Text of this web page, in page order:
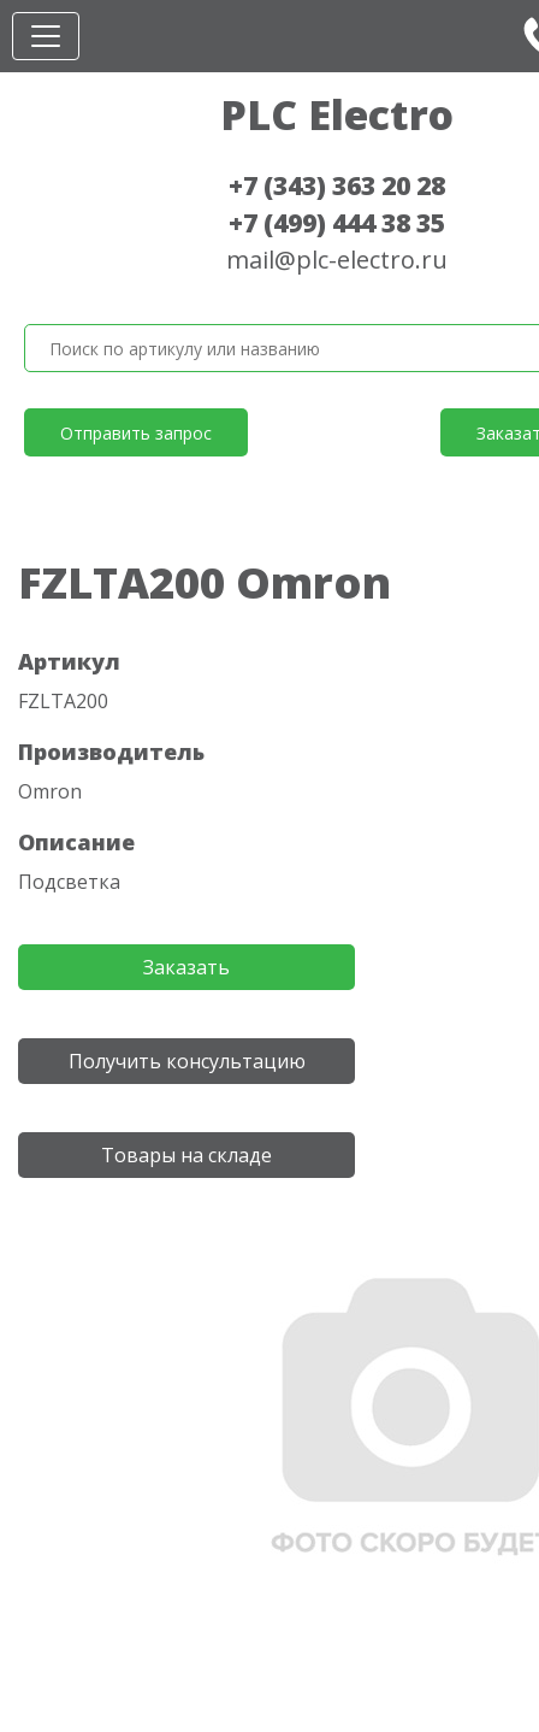
PLC Electro
+7 (343) 363 20 28
+7 (499) 444 38 35
mail@plc-electro.ru
Отправить запрос
FZLTA200 Omron
Артикул
FZLTA200
Производитель
Omron
Описание
Подсветка
Заказать
Получить консультацию
Товары на складе